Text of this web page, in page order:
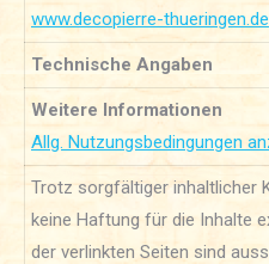
www.decopierre-thueringen.de
Technische Angaben
Weitere Informationen
Allg. Nutzungsbedingungen
Trotz sorgfältiger inhaltlicher
keine Haftung für die Inhalte
der verlinkten Seiten sind